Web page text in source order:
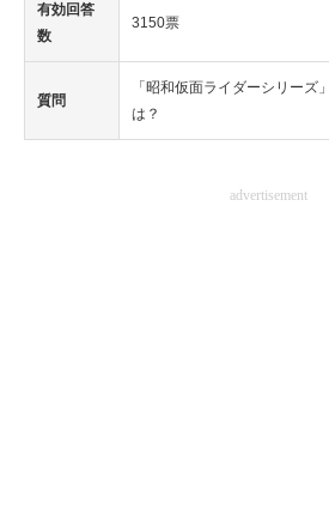
有効回答
数
3150票
質問
「昭和仮面ライダーシリーズ
は？
advertisement